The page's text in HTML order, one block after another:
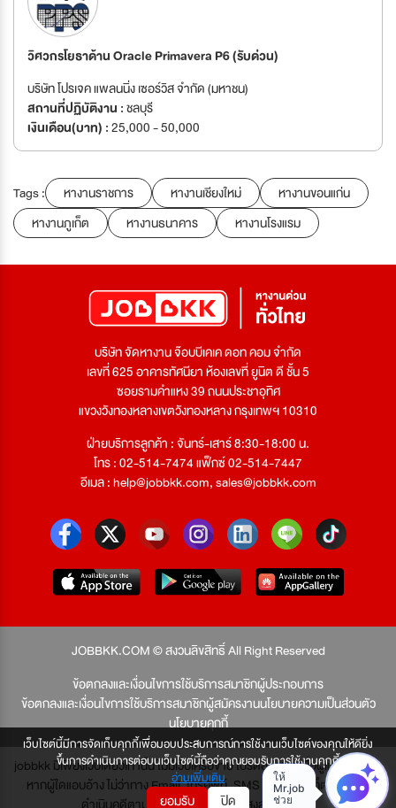
เว็บไซต์นี้มีการจัดเก็บคุกกี้เพื่อมอบประสบการณ์การใช้งานเว็บไซต์ของคุณให้ดียิ่ง
ขึ้นการดำเนินการต่อบนเว็บไซต์นี้ถือว่าคุณยอมรับการใช้งานคุกกี้
อ่านเพิ่มเติม
ยอมรับ ปิด
วิศวกรโยธาด้าน Oracle Primavera P6 (รับด่วน)
บริษัท โปรเจค แพลนนิ่ง เซอร์วิส จำกัด (มหาชน)
สถานที่ปฏิบัติงาน :ชลบุรี
เงินเดือน(บาท) :25,000 - 50,000
Tags : หางานราชการ หางานเชียงใหม่
หางานขอนแก่น
หางานภูเก็ต
หางานธนาคาร หางานโรงแรม
บริษัท จัดหางาน จ๊อบบีเคเค ดอท คอม จำกัด
เลขที่ 625 อาคารทัศนียา ห้องเลขที่ ยูนิต ดี ชั้น 5
ซอยรามคำแหง 39 ถนนประชาอุทิศ
แขวงวังทองหลางเขตวังทองหลาง กรุงเทพฯ 10310
ฝ่ายบริการลูกค้า : จันทร์-เสาร์ 8:30-18:00 น.
โทร : 02-514-7474 แฟ็กซ์ 02-514-7447
อีเมล :help@jobbkk.com,sales@jobbkk.com
JOBBKK.COM © สงวนลิขสิทธิ์ All Right Reserved
ข้อตกลงและเงื่อนไขการใช้บริการสมาชิกผู้ประกอบการ
ข้อตกลงและเงื่อนไขการใช้บริการสมาชิกผู้สมัครงานนโยบายความเป็นส่วนตัว
นโยบายคุกกี้
jobbkk มีเพียงเว็บเดียวเท่านั้น ไม่มีเว็บเครือข่าย โปรดอย่าหลงเชื่อผู้แอบอ้าง และ
หากผู้ใดแอบอ้าง ไม่ว่าทาง Email, โทรศัพท์, SMS หรือทางใดก็ตาม จะถูก